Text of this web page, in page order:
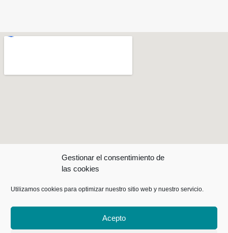
Gestionar el consentimiento de
las cookies
Utilizamos cookies para optimizar nuestro sitio web y nuestro servicio.
Acepto